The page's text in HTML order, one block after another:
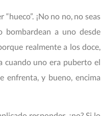
¡No no no, no seas
bombardean a uno desde
realmente a los doce,
cuando uno era puberto el
enfrenta, y bueno, encima